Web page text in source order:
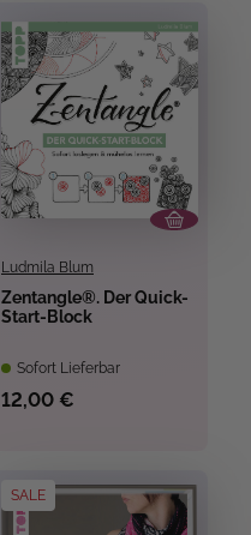
Ludmila Blum
Zentangle®. Der Quick-
Start-Block
Sofort Lieferbar
12,00 €
SALE